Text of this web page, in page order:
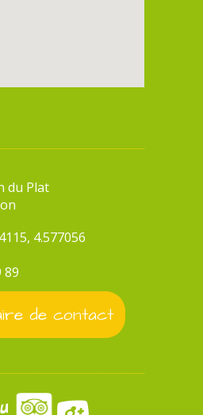
du Plat
4.577056
89
de contact